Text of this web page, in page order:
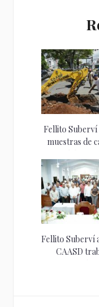
Fellito
muestras de
Fellito Suberví
CAASD